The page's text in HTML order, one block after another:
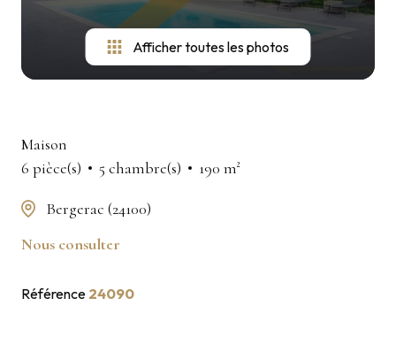
Afficher toutes les photos
Maison
6 pièce(s)
5 chambre(s) 190 m²
Bergerac (24100)
Nous consulter
Référence 24090